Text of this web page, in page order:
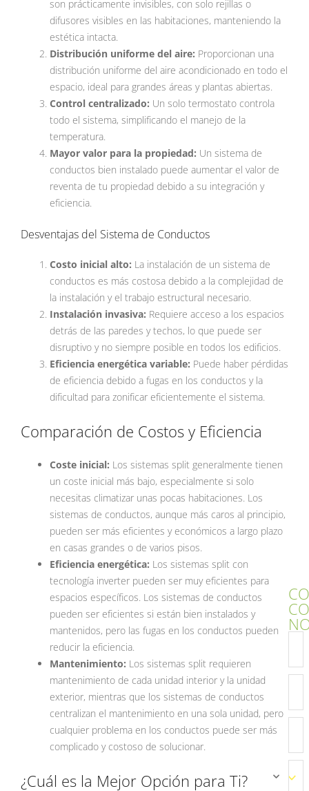
son prácticamente invisibles, con solo rejillas o
difusores visibles en las habitaciones, manteniendo la
estética intacta.
Distribución uniforme del aire: Proporcionan una
distribución uniforme del aire acondicionado en todo el
espacio, ideal para grandes áreas y plantas abiertas.
Control centralizado: Un solo termostato controla
todo el sistema, simplificando el manejo de la
temperatura.
Mayor valor para la propiedad: Un sistema de
conductos bien instalado puede aumentar el valor de
reventa de tu propiedad debido a su integración y
eficiencia.
Desventajas del Sistema de Conductos
Costo inicial alto: La instalación de un sistema de
conductos es más costosa debido a la complejidad de
la instalación y el trabajo estructural necesario.
Instalación invasiva: Requiere acceso a los espacios
detrás de las paredes y techos, lo que puede ser
disruptivo y no siempre posible en todos los edificios.
Eficiencia energética variable: Puede haber pérdidas
de eficiencia debido a fugas en los conductos y la
dificultad para zonificar eficientemente el sistema.
Comparación de Costos y Eficiencia
Coste inicial: Los sistemas split generalmente tienen
un coste inicial más bajo, especialmente si solo
necesitas climatizar unas pocas habitaciones. Los
sistemas de conductos, aunque más caros al principio,
pueden ser más eficientes y económicos a largo plazo
en casas grandes o de varios pisos.
Eficiencia energética: Los sistemas split con
tecnología inverter pueden ser muy eficientes para
espacios específicos. Los sistemas de conductos
pueden ser eficientes si están bien instalados y
mantenidos, pero las fugas en los conductos pueden
reducir la eficiencia.
Mantenimiento: Los sistemas split requieren
mantenimiento de cada unidad interior y la unidad
exterior, mientras que los sistemas de conductos
centralizan el mantenimiento en una sola unidad, pero
cualquier problema en los conductos puede ser más
complicado y costoso de solucionar.
¿Cuál es la Mejor Opción para Ti?